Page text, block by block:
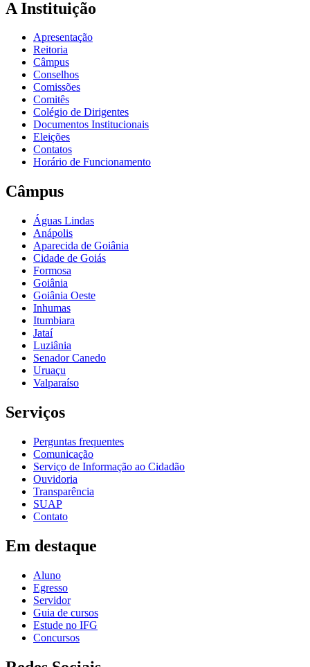
A Instituição
Apresentação
Reitoria
Câmpus
Conselhos
Comissões
Comitês
Colégio de Dirigentes
Documentos Institucionais
Eleições
Contatos
Horário de Funcionamento
Câmpus
Águas Lindas
Anápolis
Aparecida de Goiânia
Cidade de Goiás
Formosa
Goiânia
Goiânia Oeste
Inhumas
Itumbiara
Jataí
Luziânia
Senador Canedo
Uruaçu
Valparaíso
Serviços
Perguntas frequentes
Comunicação
Serviço de Informação ao Cidadão
Ouvidoria
Transparência
SUAP
Contato
Em destaque
Aluno
Egresso
Servidor
Guia de cursos
Estude no IFG
Concursos